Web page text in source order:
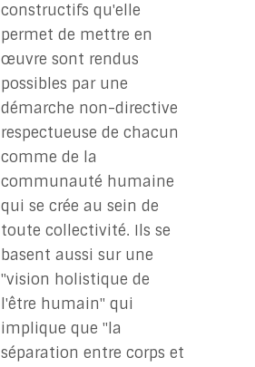
constructifs qu'elle
permet de mettre en
œuvre sont rendus
possibles par une
démarche non-directive
respectueuse de chacun
comme de la
communauté humaine
qui se crée au sein de
toute collectivité. Ils se
basent aussi sur une
"vision holistique de
l'être humain" qui
implique que "la
séparation entre corps et